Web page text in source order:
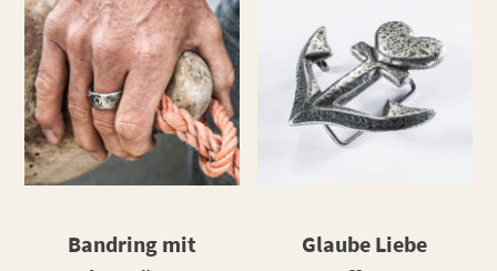
Bandring mit
Glaube Liebe